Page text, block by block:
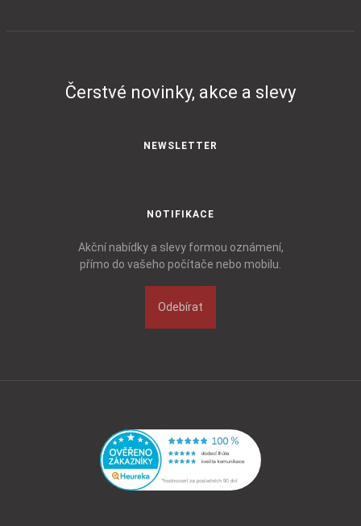
Čerstvé novinky, akce a slevy
NEWSLETTER
NOTIFIKACE
Akční nabídky a slevy formou oznámení,
přímo do vašeho počítače nebo mobilu.
Odebírat